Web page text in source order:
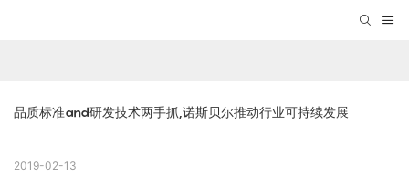
品质标准and研发技术两手抓,诺斯贝尔推动行业可持续发展
2019-02-13